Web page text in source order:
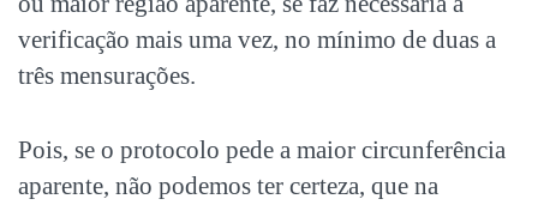
verificação mais uma vez, no mínimo de duas a
três mensurações.
Pois, se o protocolo pede a maior circunferência
aparente, não podemos ter certeza, que na